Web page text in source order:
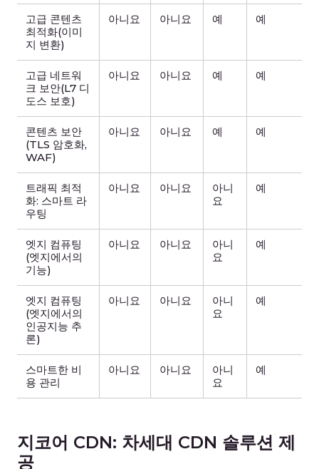
고급 콘텐츠
최적화(이미
지 변환)
아니요 아니요 예 예
고급 네트워
크 보안(L7 디
도스 보호)
아니요 아니요 예 예
콘텐츠 보안
(TLS 암호화,
WAF)
아니요 아니요 예 예
트래픽 최적
화: 스마트 라
우팅
아니요 아니요
아니
요
예
엣지 컴퓨팅
(엣지에서의
기능)
아니요 아니요
아니
요
예
엣지 컴퓨팅
(엣지에서의
인공지능 추
론)
아니요 아니요
아니
요
예
스마트한 비
용 관리
아니요 아니요
아니
요
예
지코어 CDN: 차세대 CDN 솔루션 제
공